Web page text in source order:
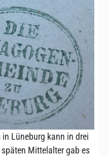
Lüneburg kann in drei
Mittelalter gab es